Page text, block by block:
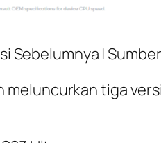
Sebelumnya |
tiga